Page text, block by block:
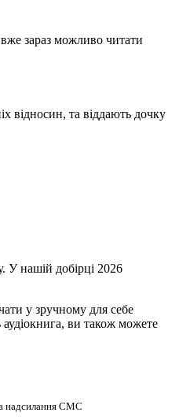
вже зараз можливо читати
відносин, та віддають дочку
У нашій добірці 2026
у зручному для себе
ви також можете
надсилання СМС